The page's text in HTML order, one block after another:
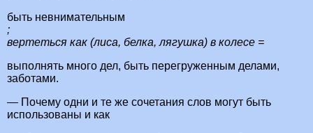
быть невнимательным
;
вертеться как (лиса, белка, лягушка) в колесе =
выполнять много дел, быть перегруженным делами,
заботами.
— Почему одни и те же сочетания слов могут быть
использованы и как